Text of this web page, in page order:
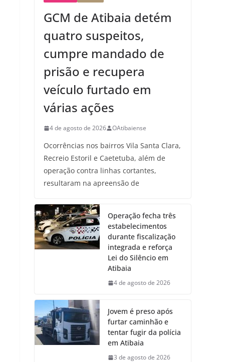
GCM de Atibaia detém
quatro suspeitos,
cumpre mandado de
prisão e recupera
veículo furtado em
várias ações
4 de agosto de 2026 OAtibaiense
Ocorrências nos bairros Vila Santa Clara,
Recreio Estoril e Caetetuba, além de
operação contra linhas cortantes,
resultaram na apreensão de
Operação fecha três
estabelecimentos
durante fiscalização
integrada e reforça
Lei do Silêncio em
Atibaia
4 de agosto de 2026
Jovem é preso após
furtar caminhão e
tentar fugir da polícia
em Atibaia
3 de agosto de 2026